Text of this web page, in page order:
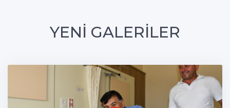
YENİ GALERİLER